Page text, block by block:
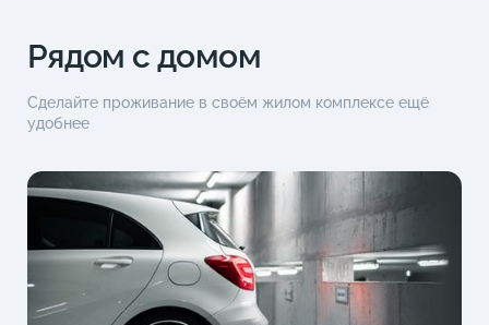
Рядом с домом
Сделайте проживание в своём жилом комплексе ещё
удобнее